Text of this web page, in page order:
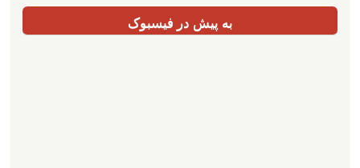
به پیش در فیسبوک